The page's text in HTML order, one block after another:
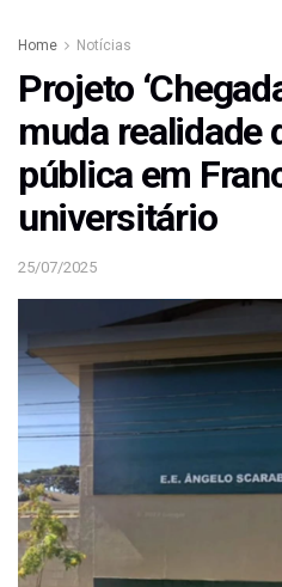
Home Notícias
Projeto
muda realidade
pública em
universitário
25/07/2025